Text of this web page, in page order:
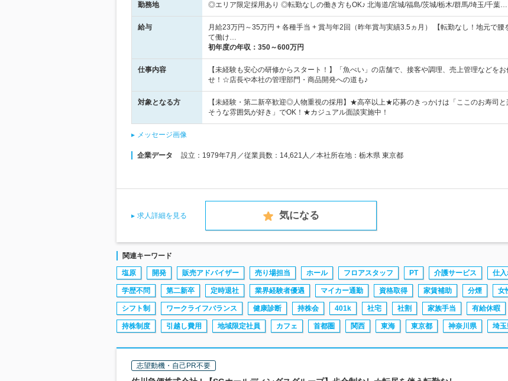
勤務地 ◎エリア限定採用あり ◎転勤なしの働き方もOK♪ 北海道/宮城/福島/茨城/栃木/群馬/埼玉/千葉…
給与
月給23万円～35万円 + 各種手当 + 賞与年2回（昨年賞与実績3.5ヵ月） 【転勤なし！地元で腰
て働け…
初年度の年収： 350～600万円
仕事内容
【未経験も安心の研修からスタート！】「魚べい」の店舗で、接客や調理、売上管理などをお
せ！☆店長や本社の管理部門・商品開発への道も♪
対象となる方
【未経験・第二新卒歓迎◎人物重視の採用】★高卒以上★応募のきっかけは「ここのお寿司と
そうな雰囲気が好き」でOK！★カジュアル面談実施中！
メッセージ画像
企業データ 設立：1979年7月／従業員数：14,621人／本社所在地：栃木県 東京都
求人詳細を見る 気になる
関連キーワード
塩原 開発 販売アドバイザー 売り場担当 ホール フロアスタッフ PT 介護サービス 仕
学歴不問 第二新卒 定時退社 業界経験者優遇 マイカー通勤 資格取得 家賃補助 分煙 女
シフト制 ワークライフバランス 健康診断 持株会 401k 社宅 社割 家族手当 有給休暇
持株制度 引越し費用 地域限定社員 カフェ 首都圏 関西 東海 東京都 神奈川県 埼
志望動機・自己PR不要